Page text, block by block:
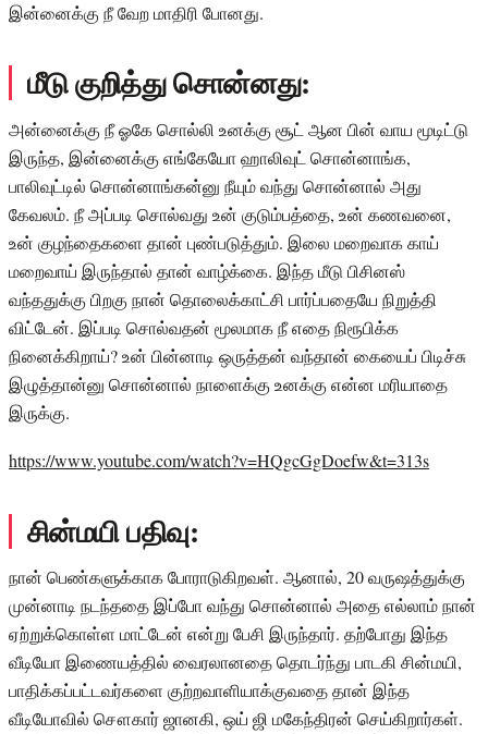
இன்னைக்கு நீ வேற மாதிரி போனது.
மீடு குறித்து சொன்னது:
அன்னைக்கு நீ ஓகே சொல்லி உனக்கு சூட் ஆன பின் வாய மூடிட்டு
இருந்த, இன்னைக்கு எங்கேயோ ஹாலிவுட் சொன்னாங்க,
பாலிவுட்டில் சொன்னாங்கன்னு நீயும் வந்து சொன்னால் அது
கேவலம். நீ அப்படி சொல்வது உன் குடும்பத்தை, உன் கணவனை,
உன் குழந்தைகளை தான் புண்படுத்தும். இலை மறைவாக காய்
மறைவாய் இருந்தால் தான் வாழ்க்கை. இந்த மீடு பிசினஸ்
வந்ததுக்கு பிறகு நான் தொலைக்காட்சி பார்ப்பதையே நிறுத்தி
விட்டேன். இப்படி சொல்வதன் மூலமாக நீ எதை நிரூபிக்க
நினைக்கிறாய்? உன் பின்னாடி ஒருத்தன் வந்தான் கையைப் பிடிச்சு
இழுத்தான்னு சொன்னால் நாளைக்கு உனக்கு என்ன மரியாதை
இருக்கு.
https://www.youtube.com/watch?v=HQgcGgDoefw&t=313s
சின்மயி பதிவு:
நான் பெண்களுக்காக போராடுகிறவள். ஆனால், 20 வருஷத்துக்கு
முன்னாடி நடந்ததை இப்போ வந்து சொன்னால் அதை எல்லாம் நான்
ஏற்றுக்கொள்ள மாட்டேன் என்று பேசி இருந்தார். தற்போது இந்த
வீடியோ இணையத்தில் வைரலானதை தொடர்ந்து பாடகி சின்மயி,
பாதிக்கப்பட்டவர்களை குற்றவாளியாக்குவதை தான் இந்த
வீடியோவில் சௌகார் ஜானகி, ஒய் ஜி மகேந்திரன் செய்கிறார்கள்.